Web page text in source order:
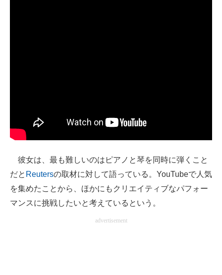
電子設計の基本と応用
建設×テクノロジーの最前線
ちょっと気になるネットの話題
彼女は、最も難しいのはピアノと琴を同時に弾くこと
だと Reutersの取材に対して語っている。YouTubeで人気
を集めたことから、ほかにもクリエイティブなパフォー
マンスに挑戦したいと考えているという。
advertisement